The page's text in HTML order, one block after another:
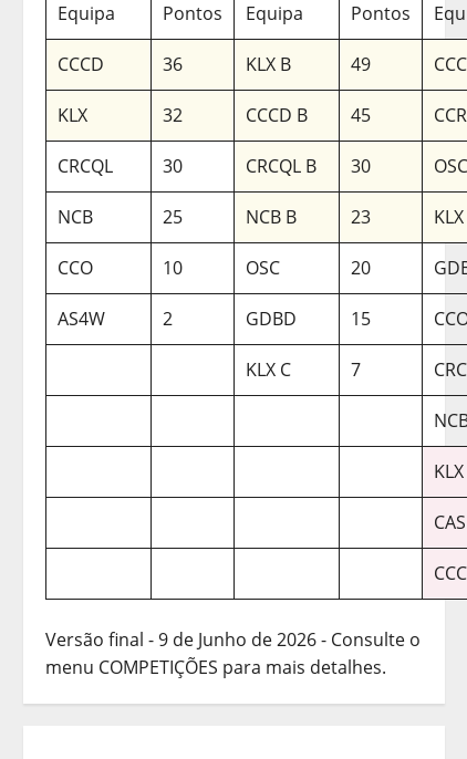
Equipa Pontos Equipa Pontos
CCCD 36 KLX B 49
KLX 32 CCCD B 45
CRCQL 30 CRCQL B 30
NCB 25 NCB B 23
CCO 10 OSC 20
AS4W 2 GDBD 15
KLX C 7
Versão final - 9 de Junho de 2026 - Consulte o
menu COMPETIÇÕES para mais detalhes.